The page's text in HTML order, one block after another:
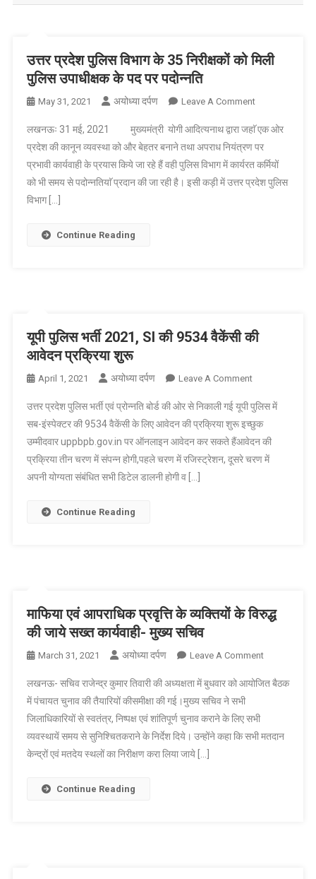
उत्तर प्रदेश पुलिस विभाग के 35 निरीक्षकों को मिली
पुलिस उपाधीक्षक के पद पर पदोन्नति
May 31, 2021 अयोध्या दर्पण Leave A CommentOn
प्रदेश
पुलिस
विभाग
के
पर
पदोन्नति
लखनऊः 31 मई, 2021 मुख्यमंत्री योगी आदित्यनाथ द्वारा जहाॅ एक ओर
प्रदेश की कानून व्यवस्था को और बेहतर बनाने तथा अपराध नियंत्रण पर
प्रभावी कार्यवाही के प्रयास किये जा रहे हैं वही पुलिस विभाग में कार्यरत कर्मियों
को भी समय से पदोन्नतियाॅ प्रदान की जा रही है। इसी कड़ी में उत्तर प्रदेश पुलिस
विभाग […]
Continue Reading
यूपी पुलिस भर्ती 2021, SI की 9534 वैकेंसी की
आवेदन प्रक्रिया शुरू
April 1, 2021 अयोध्या दर्पण Leave A CommentOn
पुलिस
भर्ती
2021,
SI
उत्तर प्रदेश पुलिस भर्ती एवं प्रोन्नति बोर्ड की ओर से निकाली गई यूपी पुलिस में
सब-इंस्पेक्टर की 9534 वैकेंसी के लिए आवेदन की प्रक्रिया शुरू इच्छुक
उम्मीदवार uppbpb.gov.in पर ऑनलाइन आवेदन कर सकते हैंआवेदन की
प्रक्रिया तीन चरण में संपन्न होगी,पहले चरण में रजिस्ट्रेशन, दूसरे चरण में
अपनी योग्यता संबंधित सभी डिटेल डालनी होगी व […]
Continue Reading
माफिया एवं आपराधिक प्रवृत्ति के व्यक्तियों के विरुद्ध
की जाये सख्त कार्यवाही- मुख्य सचिव
March 31, 2021 अयोध्या दर्पण Leave A CommentOn
एवं
के
लखनऊ- सचिव राजेन्द्र कुमार तिवारी की अध्यक्षता में बुधवार को आयोजित बैठक
में पंचायत चुनाव की तैयारियों कीसमीक्षा की गई।मुख्य सचिव ने सभी
जिलाधिकारियों से स्वतंत्र, निष्पक्ष एवं शांतिपूर्ण चुनाव कराने के लिए सभी
व्यवस्थायें समय से सुनिश्चितकराने के निर्देश दिये। उन्होंने कहा कि सभी मतदान
केन्द्रों एवं मतदेय स्थलों का निरीक्षण करा लिया जाये […]
Continue Reading